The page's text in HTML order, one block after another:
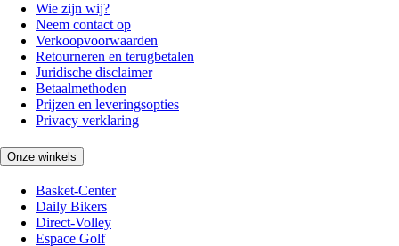
Wie zijn wij?
Neem contact op
Verkoopvoorwaarden
Retourneren en terugbetalen
Juridische disclaimer
Betaalmethoden
Prijzen en leveringsopties
Privacy verklaring
Onze winkels
Basket-Center
Daily Bikers
Direct-Volley
Espace Golf